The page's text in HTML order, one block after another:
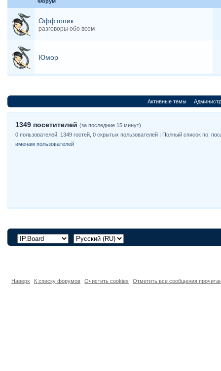
Оффтопик
разговоры обо всем
Юмор
Активные темы
1349 посетителей (за последние 15 минут)
0 пользователей, 1349 гостей, 0 скрытых пользователей | Полный список по:
именам пользователей
Наверх К списку форумов Очистить cookies Отметить все сообщения